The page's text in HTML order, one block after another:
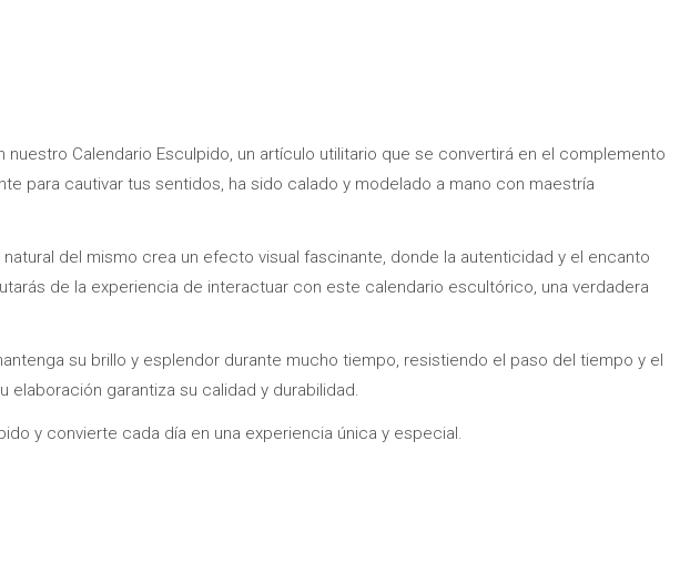
Calendario Esculpido, un artículo utilitario que se convertirá en el complemento
para cautivar tus sentidos, ha sido calado y modelado a mano con maestría
del mismo crea un efecto visual fascinante, donde la autenticidad y el encanto
de la experiencia de interactuar con este calendario escultórico, una verdadera
su brillo y esplendor durante mucho tiempo, resistiendo el paso del tiempo y el
garantiza su calidad y durabilidad.
y convierte cada día en una experiencia única y especial.